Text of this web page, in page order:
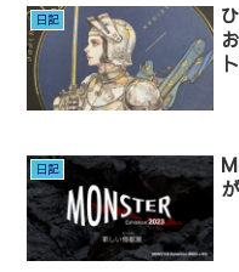
日記
日記